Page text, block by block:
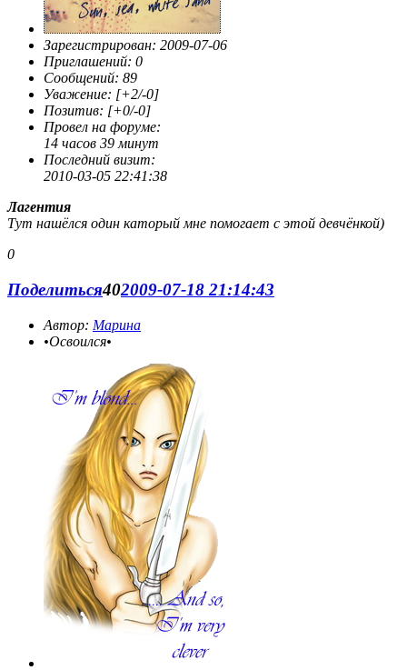
Зарегистрирован: 2009-07-06
Приглашений: 0
Сообщений: 89
Уважение: [+2/-0]
Позитив: [+0/-0]
Провел на форуме:
14 часов 39 минут
Последний визит:
2010-03-05 22:41:38
Лагентия
Тут нашёлся один каторый мне помогает с этой девчёнкой)
0
Поделиться402009-07-18 21:14:43
Автор: Марина
•Освоился•